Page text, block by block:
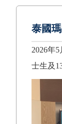
泰國
2026年5
士生及